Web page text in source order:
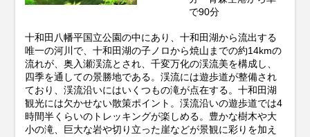
で90分
十和田八幡平国立公園の中にあり、十和田湖から流出する
唯一の河川で、十和田湖の子ノロから焼山までの約14kmの
流れが、奥入瀬渓流とされ、千変万化の渓流美を構成し、
四季を通しての景勝地である。渓流には遊歩道が整備され
ており、渓流沿いにはいくつもの滝が点在する。十和田湖
観光には欠かせない散策ポイント。渓流沿いの遊歩道では4
時間半くらいのトレッキングが楽しめる。豊かな樹木や大
小の滝、巨大な岩や切り立った崖などが景観に彩りを加え